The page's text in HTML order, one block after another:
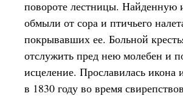
повороте лестницы. Найденную
обмыли от сора и птичьего
покрывавших ее. Больной
отслужить пред нею молебен и
исцеление. Прославилась икона
в 1830 году во время